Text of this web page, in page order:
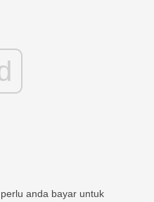
anda bayar untuk